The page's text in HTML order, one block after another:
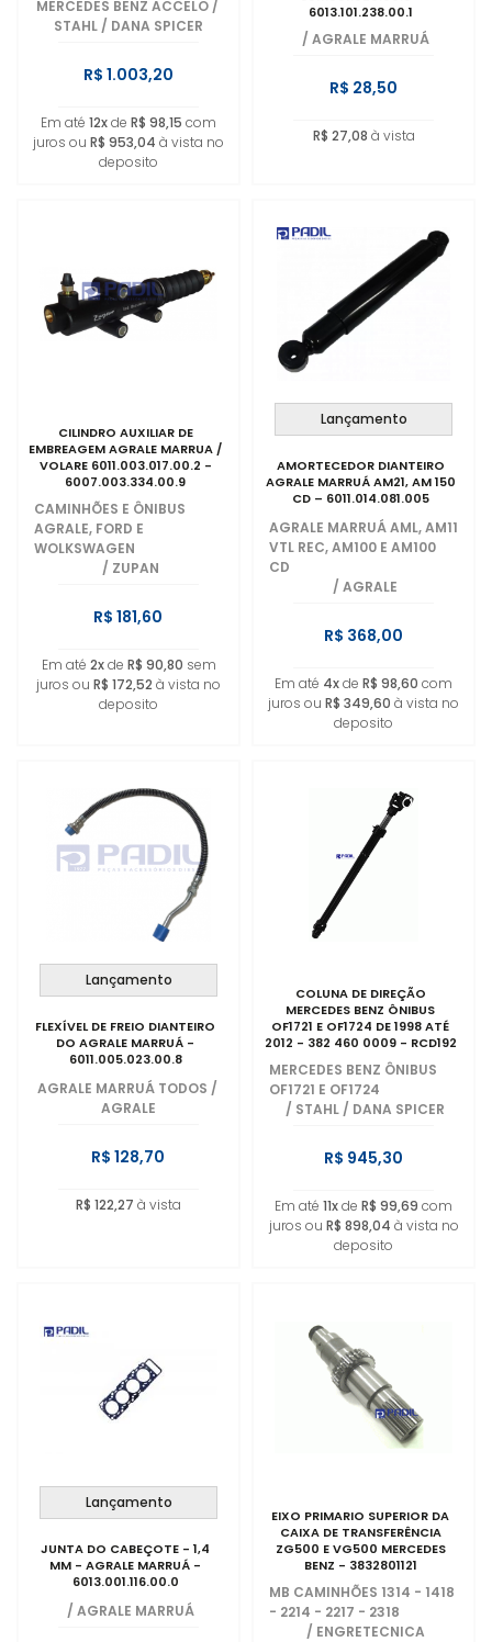
MERCEDES BENZ ACCELO /
STAHL / DANA SPICER
R$ 1.003,20
Em até 12xde R$ 98,15 com
juros ou R$ 953,04 à vista no
deposito
6013.101.238.00.1
/ AGRALE MARRUÁ
R$ 28,50
R$ 27,08 à vista
CILINDRO AUXILIAR DE
EMBREAGEM AGRALE MARRUA /
VOLARE 6011.003.017.00.2 -
6007.003.334.00.9
CAMINHÕES E ÔNIBUS
AGRALE, FORD E
WOLKSWAGEN
/ ZUPAN
R$ 181,60
Em até 2xde R$ 90,80 sem
juros ou R$ 172,52 à vista no
deposito
Lançamento
AMORTECEDOR DIANTEIRO
AGRALE MARRUÁ AM21, AM 150
CD – 6011.014.081.005
AGRALE MARRUÁ AML, AM11
VTL REC, AM100 E AM100
CD
/ AGRALE
R$ 368,00
Em até 4xde R$ 98,60 com
juros ou R$ 349,60 à vista no
deposito
Lançamento
FLEXÍVEL DE FREIO DIANTEIRO
DO AGRALE MARRUÁ -
6011.005.023.00.8
AGRALE MARRUÁ TODOS /
AGRALE
R$ 128,70
R$ 122,27 à vista
COLUNA DE DIREÇÃO
MERCEDES BENZ ÔNIBUS
OF1721 E OF1724 DE 1998 ATÉ
2012 - 382 460 0009 - RCD192
MERCEDES BENZ ÔNIBUS
OF1721 E OF1724
/ STAHL / DANA SPICER
R$ 945,30
Em até 11xde R$ 99,69 com
juros ou R$ 898,04 à vista no
deposito
Lançamento
JUNTA DO CABEÇOTE - 1,4
MM - AGRALE MARRUÁ -
6013.001.116.00.0
/ AGRALE MARRUÁ
EIXO PRIMARIO SUPERIOR DA
CAIXA DE TRANSFERÊNCIA
ZG500 E VG500 MERCEDES
BENZ - 3832801121
MB CAMINHÕES 1314 - 1418
- 2214 - 2217 - 2318
/ ENGRETECNICA